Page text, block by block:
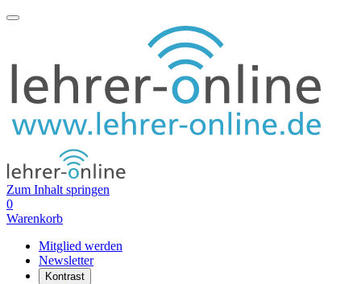
Zum Inhalt springen
0
Warenkorb
Mitglied werden
Newsletter
Kontrast